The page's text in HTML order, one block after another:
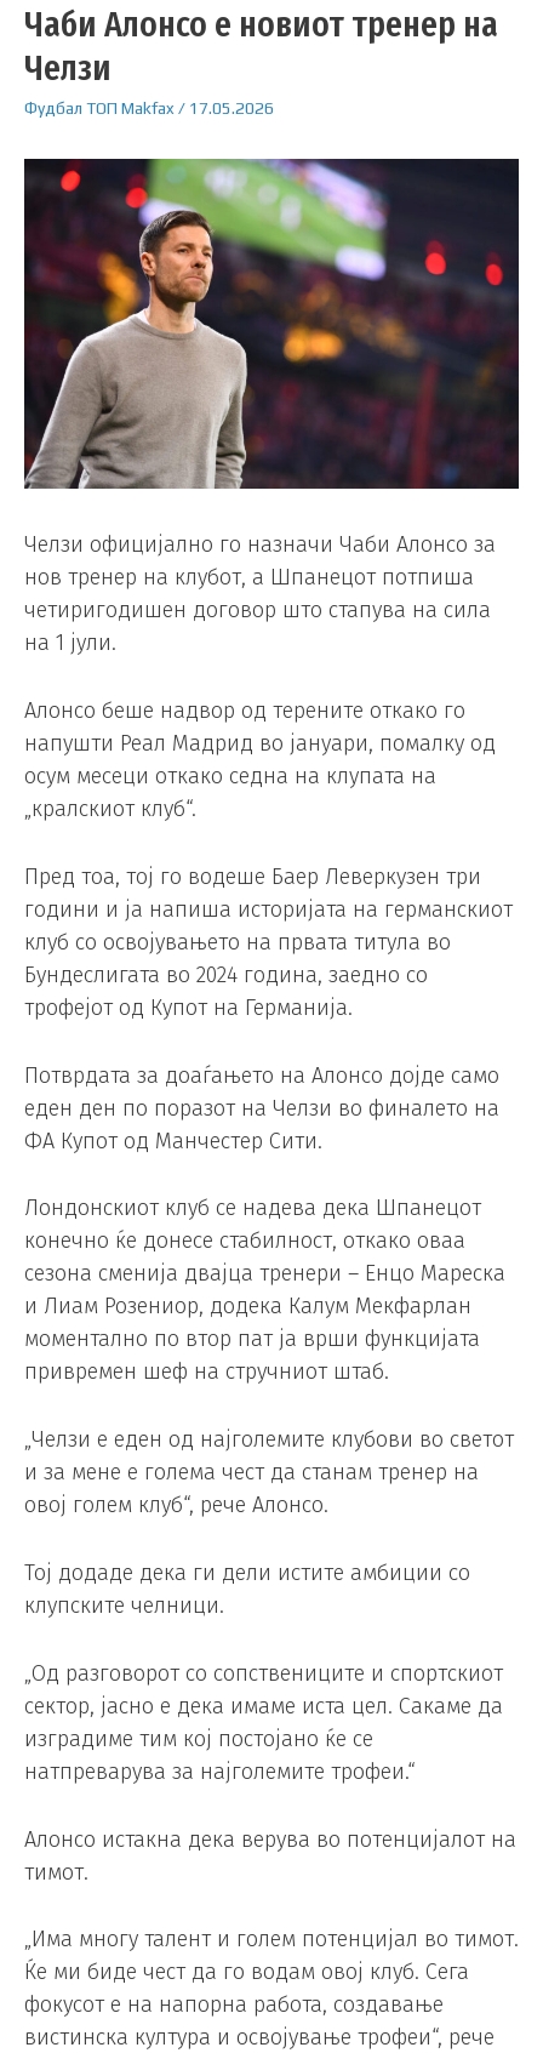
Чаби Алонсо е новиот тренер на
Челзи
Фудбал ТОП Makfax / 17.05.2026
Челзи официјално го назначи Чаби Алонсо за
нов тренер на клубот, а Шпанецот потпиша
четиригодишен договор што стапува на сила
на 1 јули.
Алонсо беше надвор од терените откако го
напушти Реал Мадрид во јануари, помалку од
осум месеци откако седна на клупата на
„кралскиот клуб“.
Пред тоа, тој го водеше Баер Леверкузен три
години и ја напиша историјата на германскиот
клуб со освојувањето на првата титула во
Бундеслигата во 2024 година, заедно со
трофејот од Купот на Германија.
Потврдата за доаѓањето на Алонсо дојде само
еден ден по поразот на Челзи во финалето на
ФА Купот од Манчестер Сити.
Лондонскиот клуб се надева дека Шпанецот
конечно ќе донесе стабилност, откако оваа
сезона сменија двајца тренери – Енцо Мареска
и Лиам Розениор, додека Калум Мекфарлан
моментално по втор пат ја врши функцијата
привремен шеф на стручниот штаб.
„Челзи е еден од најголемите клубови во светот
и за мене е голема чест да станам тренер на
овој голем клуб“, рече Алонсо.
Тој додаде дека ги дели истите амбиции со
клупските челници.
„Од разговорот со сопствениците и спортскиот
сектор, јасно е дека имаме иста цел. Сакаме да
изградиме тим кој постојано ќе се
натпреварува за најголемите трофеи.“
Алонсо истакна дека верува во потенцијалот на
тимот.
„Има многу талент и голем потенцијал во тимот.
Ќе ми биде чест да го водам овој клуб. Сега
фокусот е на напорна работа, создавање
вистинска култура и освојување трофеи“, рече